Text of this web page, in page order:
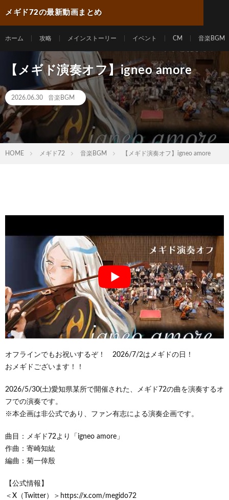
メギド72の最新動画まとめ
ホーム 攻略 メインストーリー イベント CM 音楽BGM
【メギド演奏オフ】igneo amore
2026.06.30 音楽BGM
HOME メギド72 音楽BGM 【メギド演奏オフ】igneo amore
オフラインでもお祝いするぞ！ 2026/7/2はメギドの日！
おメギドございます！！
2026/5/30(土)愛知県某所で開催された、メギド72の曲を演奏するオ
フでの演奏です。
※本企画は非公式であり、ファン有志による演奏企画です。
曲目：メギド72より「igneo amore」
作曲：寄崎知紘
編曲：菊一倖殷
【公式情報】
＜X（Twitter）＞https://x.com/megido72